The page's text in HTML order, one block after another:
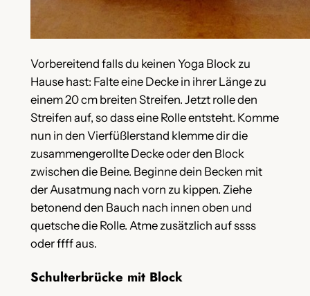
Vorbereitend falls du keinen Yoga Block zu
Hause hast: Falte eine Decke in ihrer Länge zu
einem 20 cm breiten Streifen. Jetzt rolle den
Streifen auf, so dass eine Rolle entsteht. Komme
nun in den Vierfüßlerstand klemme dir die
zusammengerollte Decke oder den Block
zwischen die Beine. Beginne dein Becken mit
der Ausatmung nach vorn zu kippen. Ziehe
betonend den Bauch nach innen oben und
quetsche die Rolle. Atme zusätzlich auf ssss
oder ffff aus.
Schulterbrücke mit Block